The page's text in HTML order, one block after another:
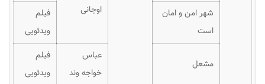
اوجانی
شهر امن و امان
است
فیلم
ویدئویی
مشعل
عباس
خواجه وند
فیلم
ویدئویی